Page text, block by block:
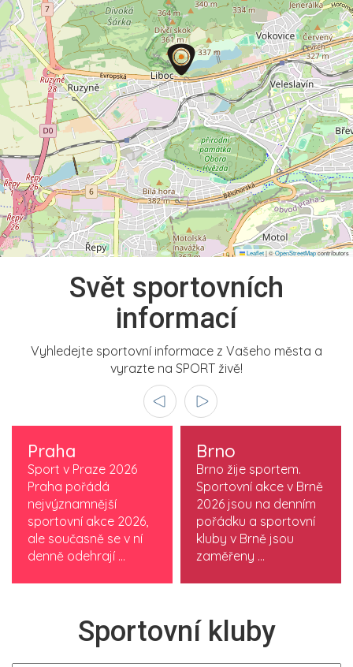
Leaflet|©OpenStreetMapcontributors
Svět sportovních
informací
Vyhledejte sportovní informace z Vašeho města a
vyrazte na SPORT živě!
Praha
Sport v Praze 2026
Praha pořádá
nejvýznamnější
sportovní akce 2026,
ale současně se v ní
denně odehrají ...
Brno
Brno žije sportem.
Sportovní akce v Brně
2026 jsou na denním
pořádku a sportovní
kluby v Brně jsou
zaměřeny ...
Sportovní kluby